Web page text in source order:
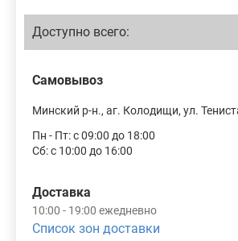
Доступно всего:
Самовывоз
Минский р-н., аг. Колодищи, ул.
Пн - Пт: с 09:00 до 18:00
Сб: с 10:00 до 16:00
Доставка
10:00 - 19:00 ежедневно
Список зон доставки